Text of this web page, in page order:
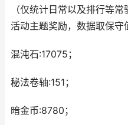
（仅统计日常以及排行等
活动主题奖励，数据取保守
混沌石:17075；
秘法卷轴:151；
暗金币:8780；